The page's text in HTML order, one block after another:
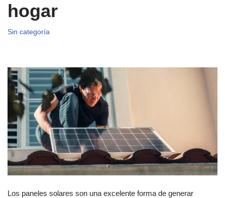
hogar
Sin categoría
Los paneles solares son una excelente forma de generar